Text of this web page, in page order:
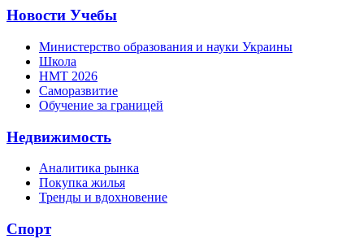
Новости Учебы
Министерство образования и науки Украины
Школа
НМТ 2026
Саморазвитие
Обучение за границей
Недвижимость
Аналитика рынка
Покупка жилья
Тренды и вдохновение
Спорт